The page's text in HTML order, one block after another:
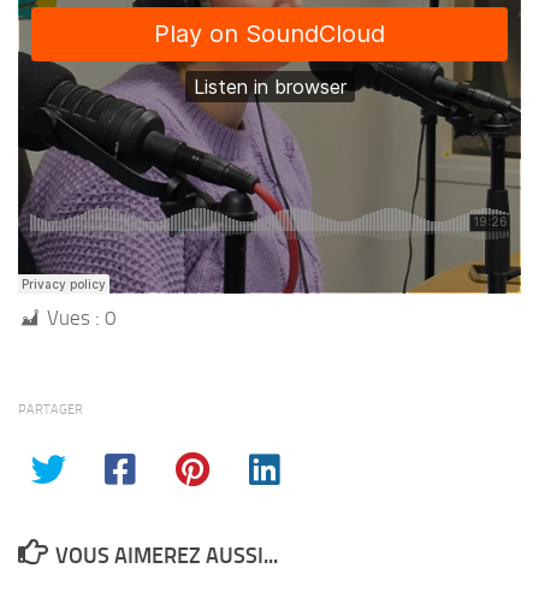
Vues : 0
PARTAGER
VOUS AIMEREZ AUSSI...